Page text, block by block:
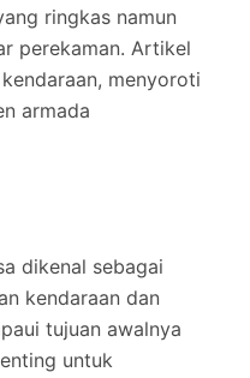
ringkas namun
perekaman. Artikel
menyoroti
armada
dikenal sebagai
kendaraan dan
tujuan awalnya
untuk